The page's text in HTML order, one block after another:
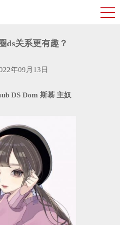
ds关系更有趣？
年09月13日
DS Dom 斯慕 主奴